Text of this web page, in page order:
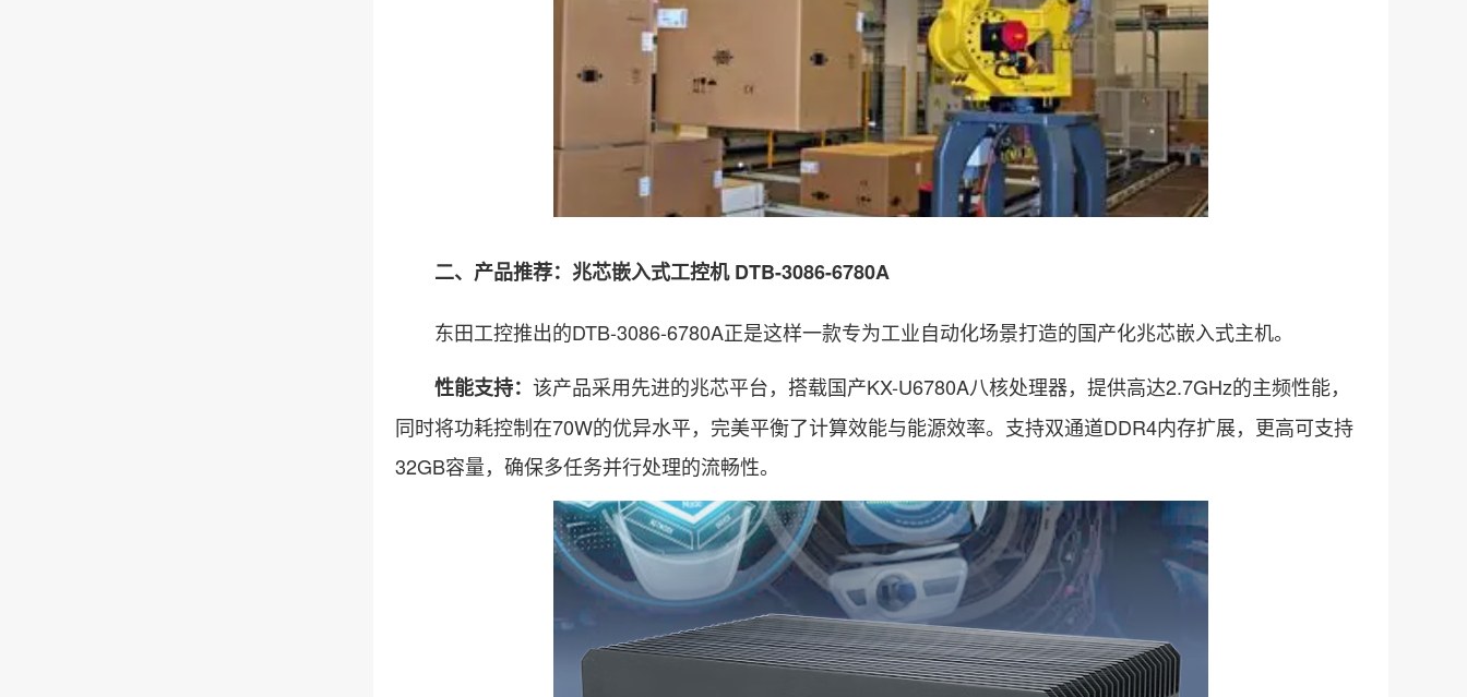
二、产品推荐：兆芯嵌入式工控机DTB-3086-6780A
东田工控推出的DTB-3086-6780A正是这样一款专为工业自动化场景打造的国产化兆芯嵌入式主机。
性能支持： 该产品采用先进的兆芯平台，搭载国产KX-U6780A八核处理器，提供高达2.7GHz的主频性能，
同时将功耗控制在70W的优异水平，完美平衡了计算效能与能源效率。支持双通道DDR4内存扩展，更高可支持
32GB容量，确保多任务并行处理的流畅性。